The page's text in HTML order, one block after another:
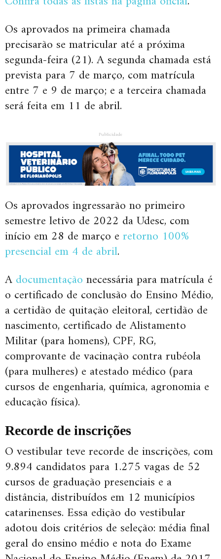
Os aprovados na primeira chamada
precisarão se matricular até a próxima
segunda-feira (21). A segunda chamada está
prevista para 7 de março, com matrícula
entre 7 e 9 de março; e a terceira chamada
será feita em 11 de abril.
Publicidade
Os aprovados ingressarão no primeiro
semestre letivo de 2022 da Udesc, com
início em 28 de março eretorno 100%
presencial em 4 de abril.
Adocumentaçãonecessária para matrícula é
o certificado de conclusão do Ensino Médio,
a certidão de quitação eleitoral, certidão de
nascimento, certificado de Alistamento
Militar (para homens), CPF, RG,
comprovante de vacinação contra rubéola
(para mulheres) e atestado médico (para
cursos de engenharia, química, agronomia e
educação física).
Recorde de inscrições
O vestibular teve recorde de inscrições, com
9.894 candidatos para 1.275 vagas de 52
cursos de graduação presenciais e a
distância, distribuídos em 12 municípios
catarinenses. Essa edição do vestibular
adotou dois critérios de seleção: média final
geral do ensino médio e nota do Exame